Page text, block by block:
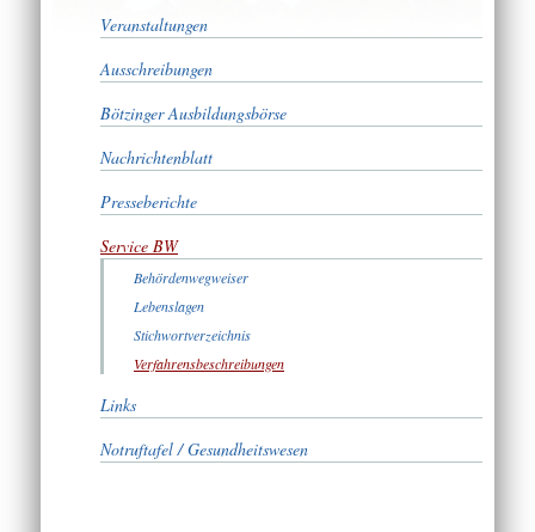
Veranstaltungen
Ausschreibungen
Bötzinger Ausbildungsbörse
Nachrichtenblatt
Presseberichte
Service BW
Behördenwegweiser
Lebenslagen
Stichwortverzeichnis
Verfahrensbeschreibungen
Links
Notruftafel / Gesundheitswesen